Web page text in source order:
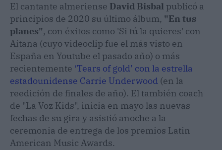
El cantante almeriense David Bisbal publicó a
principios de 2020 su último álbum, "En tus
planes", con éxitos como 'Si tú la quieres' con
Aitana (cuyo videoclip fue el más visto en
España en Youtube el pasado año) o más
recientemente ‘Tears of gold’ con la estrella
estadounidense Carrie Underwood (en la
reedición de finales de año). El también coach
de "La Voz Kids", inicia en mayo las nuevas
fechas de su gira y asistió anoche a la
ceremonia de entrega de los premios Latin
American Music Awards.